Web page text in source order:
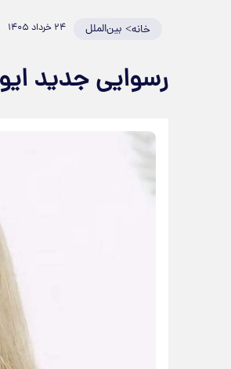
خانه> بین‌الملل ۲۴ خرداد ۱۴۰۵
رسوایی جدید